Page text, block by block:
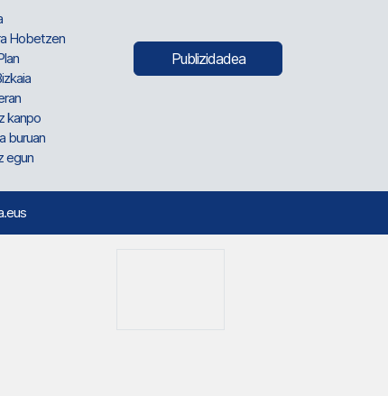
Hobetzen
kanpo
buruan
egun
Publizidadea